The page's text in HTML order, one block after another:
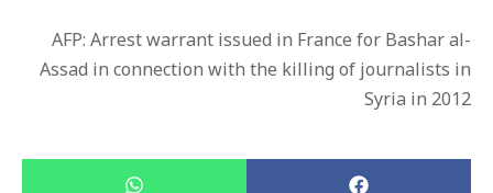
AFP: Arrest warrant issued in France for Bashar al-
Assad in connection with the killing of journalists in
Syria in 2012